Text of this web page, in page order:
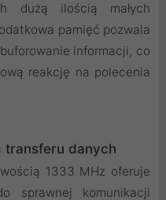
dużą ilością małych
pamięć pozwala
informacji, co
reakcję na polecenia
transferu danych
1333 MHz oferuje
sprawnej komunikacji